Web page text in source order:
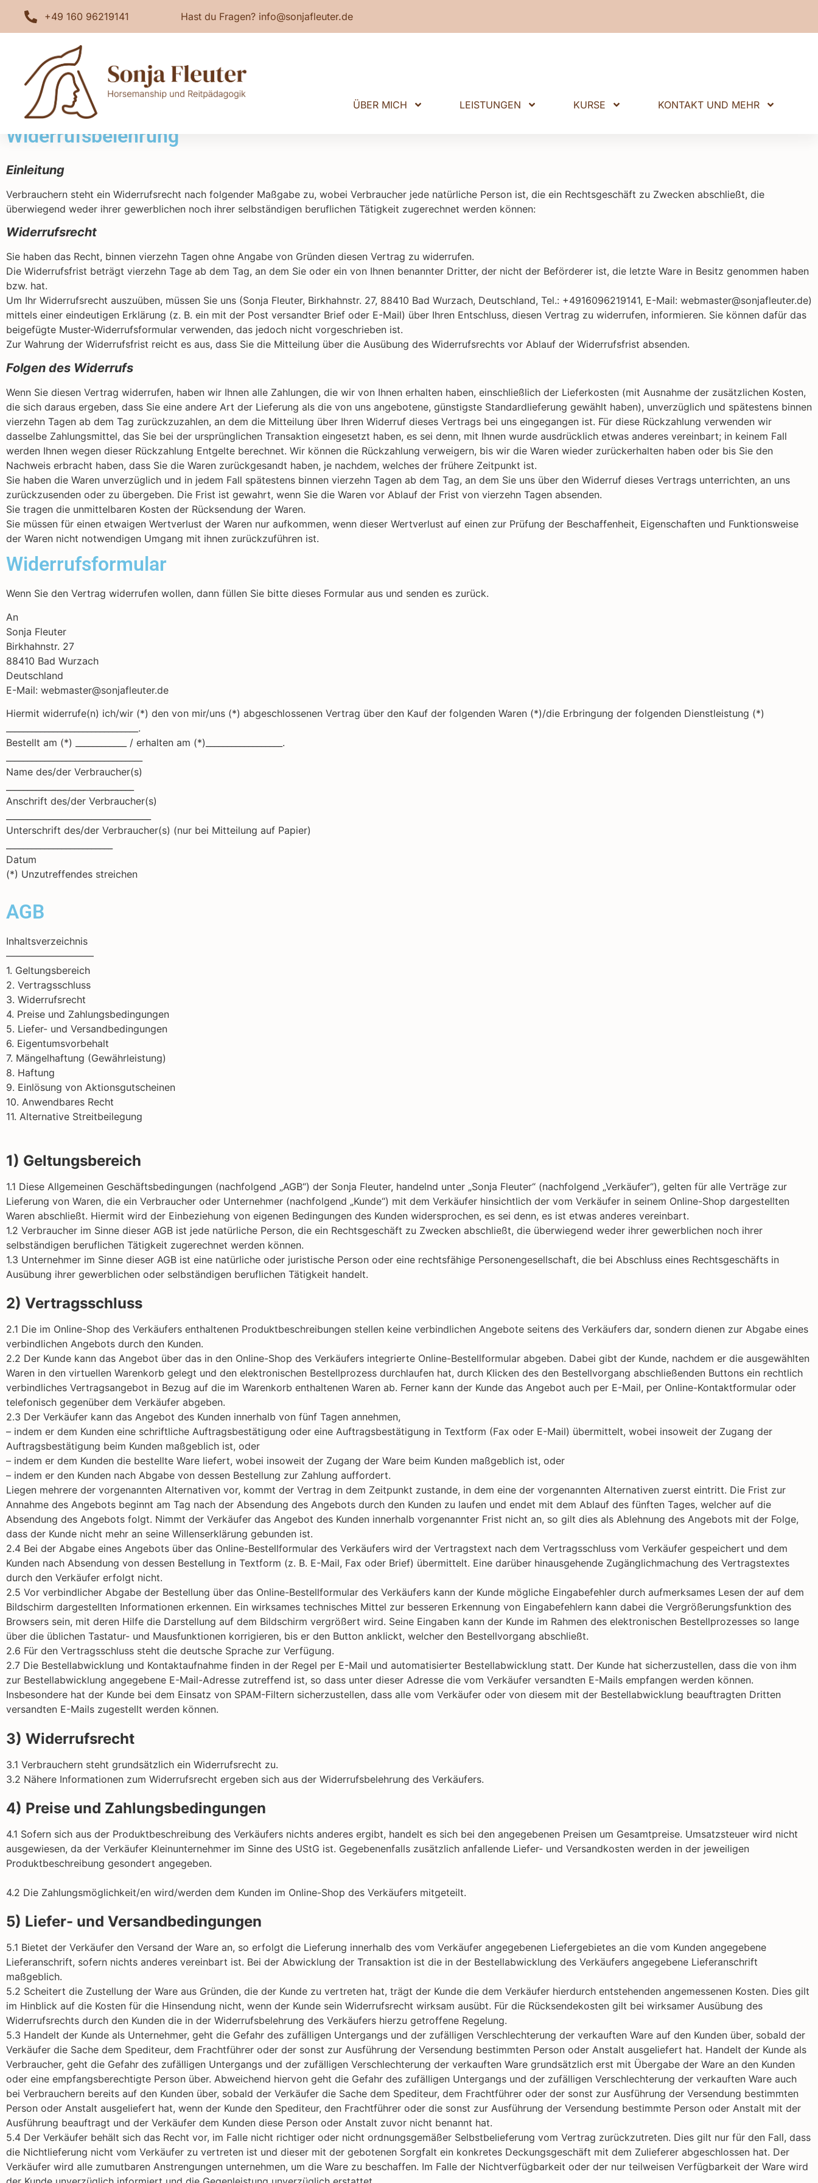
+49 160 96219141 Hast du Fragen? info@sonjafleuter.de
ÜBER MICH LEISTUNGEN KURSE KONTAKT UND MEHR
Widerrufsbelehrung und AGB
Widerrufsbelehrung
Einleitung
Verbrauchern steht ein Widerrufsrecht nach folgender Maßgabe zu, wobei Verbraucher jede natürliche Person ist, die ein Rechtsgeschäft zu Zwecken abschließt, die
überwiegend weder ihrer gewerblichen noch ihrer selbständigen beruflichen Tätigkeit zugerechnet werden können:
Widerrufsrecht
Sie haben das Recht, binnen vierzehn Tagen ohne Angabe von Gründen diesen Vertrag zu widerrufen.
Die Widerrufsfrist beträgt vierzehn Tage ab dem Tag, an dem Sie oder ein von Ihnen benannter Dritter, der nicht der Beförderer ist, die letzte Ware in Besitz genommen haben
bzw. hat.
Um Ihr Widerrufsrecht auszuüben, müssen Sie uns (Sonja Fleuter, Birkhahnstr. 27, 88410 Bad Wurzach, Deutschland, Tel.: +4916096219141, E-Mail: webmaster@sonjafleuter.de)
mittels einer eindeutigen Erklärung (z. B. ein mit der Post versandter Brief oder E-Mail) über Ihren Entschluss, diesen Vertrag zu widerrufen, informieren. Sie können dafür das
beigefügte Muster-Widerrufsformular verwenden, das jedoch nicht vorgeschrieben ist.
Zur Wahrung der Widerrufsfrist reicht es aus, dass Sie die Mitteilung über die Ausübung des Widerrufsrechts vor Ablauf der Widerrufsfrist absenden.
Folgen des Widerrufs
Wenn Sie diesen Vertrag widerrufen, haben wir Ihnen alle Zahlungen, die wir von Ihnen erhalten haben, einschließlich der Lieferkosten (mit Ausnahme der zusätzlichen Kosten,
die sich daraus ergeben, dass Sie eine andere Art der Lieferung als die von uns angebotene, günstigste Standardlieferung gewählt haben), unverzüglich und spätestens binnen
vierzehn Tagen ab dem Tag zurückzuzahlen, an dem die Mitteilung über Ihren Widerruf dieses Vertrags bei uns eingegangen ist. Für diese Rückzahlung verwenden wir
dasselbe Zahlungsmittel, das Sie bei der ursprünglichen Transaktion eingesetzt haben, es sei denn, mit Ihnen wurde ausdrücklich etwas anderes vereinbart; in keinem Fall
werden Ihnen wegen dieser Rückzahlung Entgelte berechnet. Wir können die Rückzahlung verweigern, bis wir die Waren wieder zurückerhalten haben oder bis Sie den
Nachweis erbracht haben, dass Sie die Waren zurückgesandt haben, je nachdem, welches der frühere Zeitpunkt ist.
Sie haben die Waren unverzüglich und in jedem Fall spätestens binnen vierzehn Tagen ab dem Tag, an dem Sie uns über den Widerruf dieses Vertrags unterrichten, an uns
zurückzusenden oder zu übergeben. Die Frist ist gewahrt, wenn Sie die Waren vor Ablauf der Frist von vierzehn Tagen absenden.
Sie tragen die unmittelbaren Kosten der Rücksendung der Waren.
Sie müssen für einen etwaigen Wertverlust der Waren nur aufkommen, wenn dieser Wertverlust auf einen zur Prüfung der Beschaffenheit, Eigenschaften und Funktionsweise
der Waren nicht notwendigen Umgang mit ihnen zurückzuführen ist.
Widerrufsformular
Wenn Sie den Vertrag widerrufen wollen, dann füllen Sie bitte dieses Formular aus und senden es zurück.
An
Sonja Fleuter
Birkhahnstr. 27
88410 Bad Wurzach
Deutschland
E-Mail: webmaster@sonjafleuter.de
Hiermit widerrufe(n) ich/wir (*) den von mir/uns (*) abgeschlossenen Vertrag über den Kauf der folgenden Waren (*)/die Erbringung der folgenden Dienstleistung (*)
_______________________________.
Bestellt am (*) ____________ / erhalten am (*)__________________.
Name des/der Verbraucher(s)
Anschrift des/der Verbraucher(s)
Unterschrift des/der Verbraucher(s) (nur bei Mitteilung auf Papier)
Datum
(*) Unzutreffendes streichen
AGB
Inhaltsverzeichnis
––––––––––––––––––
1. Geltungsbereich
2. Vertragsschluss
3. Widerrufsrecht
4. Preise und Zahlungsbedingungen
5. Liefer- und Versandbedingungen
6. Eigentumsvorbehalt
7. Mängelhaftung (Gewährleistung)
8. Haftung
9. Einlösung von Aktionsgutscheinen
10. Anwendbares Recht
11. Alternative Streitbeilegung
1) Geltungsbereich
1.1 Diese Allgemeinen Geschäftsbedingungen (nachfolgend „AGB“) der Sonja Fleuter, handelnd unter „Sonja Fleuter“ (nachfolgend „Verkäufer“), gelten für alle Verträge zur
Lieferung von Waren, die ein Verbraucher oder Unternehmer (nachfolgend „Kunde“) mit dem Verkäufer hinsichtlich der vom Verkäufer in seinem Online-Shop dargestellten
Waren abschließt. Hiermit wird der Einbeziehung von eigenen Bedingungen des Kunden widersprochen, es sei denn, es ist etwas anderes vereinbart.
1.2 Verbraucher im Sinne dieser AGB ist jede natürliche Person, die ein Rechtsgeschäft zu Zwecken abschließt, die überwiegend weder ihrer gewerblichen noch ihrer
selbständigen beruflichen Tätigkeit zugerechnet werden können.
1.3 Unternehmer im Sinne dieser AGB ist eine natürliche oder juristische Person oder eine rechtsfähige Personengesellschaft, die bei Abschluss eines Rechtsgeschäfts in
Ausübung ihrer gewerblichen oder selbständigen beruflichen Tätigkeit handelt.
2) Vertragsschluss
2.1 Die im Online-Shop des Verkäufers enthaltenen Produktbeschreibungen stellen keine verbindlichen Angebote seitens des Verkäufers dar, sondern dienen zur Abgabe eines
verbindlichen Angebots durch den Kunden.
2.2 Der Kunde kann das Angebot über das in den Online-Shop des Verkäufers integrierte Online-Bestellformular abgeben. Dabei gibt der Kunde, nachdem er die ausgewählten
Waren in den virtuellen Warenkorb gelegt und den elektronischen Bestellprozess durchlaufen hat, durch Klicken des den Bestellvorgang abschließenden Buttons ein rechtlich
verbindliches Vertragsangebot in Bezug auf die im Warenkorb enthaltenen Waren ab. Ferner kann der Kunde das Angebot auch per E-Mail, per Online-Kontaktformular oder
telefonisch gegenüber dem Verkäufer abgeben.
2.3 Der Verkäufer kann das Angebot des Kunden innerhalb von fünf Tagen annehmen,
– indem er dem Kunden eine schriftliche Auftragsbestätigung oder eine Auftragsbestätigung in Textform (Fax oder E-Mail) übermittelt, wobei insoweit der Zugang der
Auftragsbestätigung beim Kunden maßgeblich ist, oder
– indem er dem Kunden die bestellte Ware liefert, wobei insoweit der Zugang der Ware beim Kunden maßgeblich ist, oder
– indem er den Kunden nach Abgabe von dessen Bestellung zur Zahlung auffordert.
Liegen mehrere der vorgenannten Alternativen vor, kommt der Vertrag in dem Zeitpunkt zustande, in dem eine der vorgenannten Alternativen zuerst eintritt. Die Frist zur
Annahme des Angebots beginnt am Tag nach der Absendung des Angebots durch den Kunden zu laufen und endet mit dem Ablauf des fünften Tages, welcher auf die
Absendung des Angebots folgt. Nimmt der Verkäufer das Angebot des Kunden innerhalb vorgenannter Frist nicht an, so gilt dies als Ablehnung des Angebots mit der Folge,
dass der Kunde nicht mehr an seine Willenserklärung gebunden ist.
2.4 Bei der Abgabe eines Angebots über das Online-Bestellformular des Verkäufers wird der Vertragstext nach dem Vertragsschluss vom Verkäufer gespeichert und dem
Kunden nach Absendung von dessen Bestellung in Textform (z. B. E-Mail, Fax oder Brief) übermittelt. Eine darüber hinausgehende Zugänglichmachung des Vertragstextes
durch den Verkäufer erfolgt nicht.
2.5 Vor verbindlicher Abgabe der Bestellung über das Online-Bestellformular des Verkäufers kann der Kunde mögliche Eingabefehler durch aufmerksames Lesen der auf dem
Bildschirm dargestellten Informationen erkennen. Ein wirksames technisches Mittel zur besseren Erkennung von Eingabefehlern kann dabei die Vergrößerungsfunktion des
Browsers sein, mit deren Hilfe die Darstellung auf dem Bildschirm vergrößert wird. Seine Eingaben kann der Kunde im Rahmen des elektronischen Bestellprozesses so lange
über die üblichen Tastatur- und Mausfunktionen korrigieren, bis er den Button anklickt, welcher den Bestellvorgang abschließt.
2.6 Für den Vertragsschluss steht die deutsche Sprache zur Verfügung.
2.7 Die Bestellabwicklung und Kontaktaufnahme finden in der Regel per E-Mail und automatisierter Bestellabwicklung statt. Der Kunde hat sicherzustellen, dass die von ihm
zur Bestellabwicklung angegebene E-Mail-Adresse zutreffend ist, so dass unter dieser Adresse die vom Verkäufer versandten E-Mails empfangen werden können.
Insbesondere hat der Kunde bei dem Einsatz von SPAM-Filtern sicherzustellen, dass alle vom Verkäufer oder von diesem mit der Bestellabwicklung beauftragten Dritten
versandten E-Mails zugestellt werden können.
3) Widerrufsrecht
3.1 Verbrauchern steht grundsätzlich ein Widerrufsrecht zu.
3.2 Nähere Informationen zum Widerrufsrecht ergeben sich aus der Widerrufsbelehrung des Verkäufers.
4) Preise und Zahlungsbedingungen
4.1 Sofern sich aus der Produktbeschreibung des Verkäufers nichts anderes ergibt, handelt es sich bei den angegebenen Preisen um Gesamtpreise. Umsatzsteuer wird nicht
ausgewiesen, da der Verkäufer Kleinunternehmer im Sinne des UStG ist. Gegebenenfalls zusätzlich anfallende Liefer- und Versandkosten werden in der jeweiligen
Produktbeschreibung gesondert angegeben.
4.2 Die Zahlungsmöglichkeit/en wird/werden dem Kunden im Online-Shop des Verkäufers mitgeteilt.
5) Liefer- und Versandbedingungen
5.1 Bietet der Verkäufer den Versand der Ware an, so erfolgt die Lieferung innerhalb des vom Verkäufer angegebenen Liefergebietes an die vom Kunden angegebene
Lieferanschrift, sofern nichts anderes vereinbart ist. Bei der Abwicklung der Transaktion ist die in der Bestellabwicklung des Verkäufers angegebene Lieferanschrift
maßgeblich.
5.2 Scheitert die Zustellung der Ware aus Gründen, die der Kunde zu vertreten hat, trägt der Kunde die dem Verkäufer hierdurch entstehenden angemessenen Kosten. Dies gilt
im Hinblick auf die Kosten für die Hinsendung nicht, wenn der Kunde sein Widerrufsrecht wirksam ausübt. Für die Rücksendekosten gilt bei wirksamer Ausübung des
Widerrufsrechts durch den Kunden die in der Widerrufsbelehrung des Verkäufers hierzu getroffene Regelung.
5.3 Handelt der Kunde als Unternehmer, geht die Gefahr des zufälligen Untergangs und der zufälligen Verschlechterung der verkauften Ware auf den Kunden über, sobald der
Verkäufer die Sache dem Spediteur, dem Frachtführer oder der sonst zur Ausführung der Versendung bestimmten Person oder Anstalt ausgeliefert hat. Handelt der Kunde als
Verbraucher, geht die Gefahr des zufälligen Untergangs und der zufälligen Verschlechterung der verkauften Ware grundsätzlich erst mit Übergabe der Ware an den Kunden
oder eine empfangsberechtigte Person über. Abweichend hiervon geht die Gefahr des zufälligen Untergangs und der zufälligen Verschlechterung der verkauften Ware auch
bei Verbrauchern bereits auf den Kunden über, sobald der Verkäufer die Sache dem Spediteur, dem Frachtführer oder der sonst zur Ausführung der Versendung bestimmten
Person oder Anstalt ausgeliefert hat, wenn der Kunde den Spediteur, den Frachtführer oder die sonst zur Ausführung der Versendung bestimmte Person oder Anstalt mit der
Ausführung beauftragt und der Verkäufer dem Kunden diese Person oder Anstalt zuvor nicht benannt hat.
5.4 Der Verkäufer behält sich das Recht vor, im Falle nicht richtiger oder nicht ordnungsgemäßer Selbstbelieferung vom Vertrag zurückzutreten. Dies gilt nur für den Fall, dass
die Nichtlieferung nicht vom Verkäufer zu vertreten ist und dieser mit der gebotenen Sorgfalt ein konkretes Deckungsgeschäft mit dem Zulieferer abgeschlossen hat. Der
Verkäufer wird alle zumutbaren Anstrengungen unternehmen, um die Ware zu beschaffen. Im Falle der Nichtverfügbarkeit oder der nur teilweisen Verfügbarkeit der Ware wird